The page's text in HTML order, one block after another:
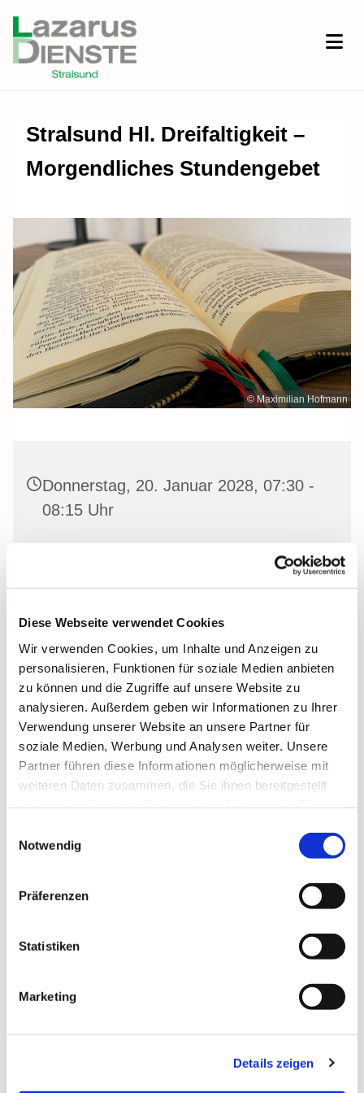
Diese Webseite verwendet Cookies
Wir verwenden Cookies, um Inhalte und Anzeigen zu
personalisieren, Funktionen für soziale Medien anbieten
zu können und die Zugriffe auf unsere Website zu
analysieren. Außerdem geben wir Informationen zu Ihrer
Verwendung unserer Website an unsere Partner für
soziale Medien, Werbung und Analysen weiter. Unsere
Partner führen diese Informationen möglicherweise mit
weiteren Daten zusammen, die Sie ihnen bereitgestellt
Notwendig
Präferenzen
Statistiken
Marketing
Details zeigen
Stralsund Hl. Dreifaltigkeit –
Morgendliches Stundengebet
© Maximilian Hofmann
Donnerstag, 20. Januar 2028, 07:30 -
08:15 Uhr
Heilige Dreifaltigkeit Kirche, Stralsund,
Gemeinsam beten wir dasInvitatorium, die
Lesehoreund dieLaudes. Dazu hören wir das
Tagesevangelium und verbleiben in 15 Minuten stiller
Meditation.
Mitbeten empfehlen wir stundengebet.de
iOS